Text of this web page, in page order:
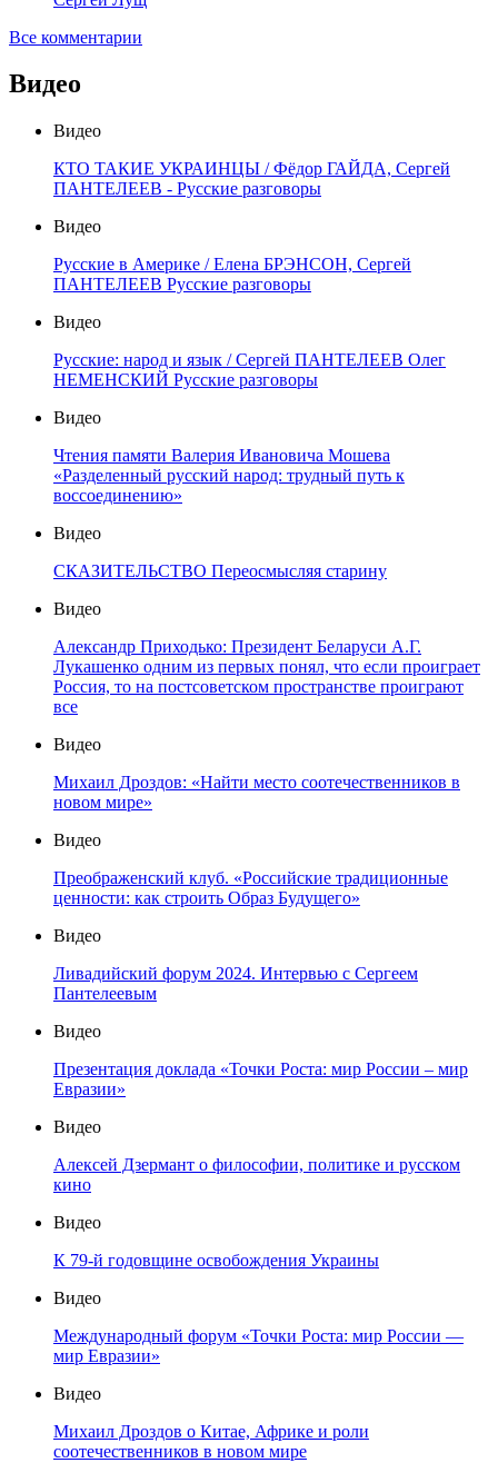
Все комментарии
Видео
Видео
КТО ТАКИЕ УКРАИНЦЫ / Фёдор ГАЙДА, Сергей
ПАНТЕЛЕЕВ - Русские разговоры
Видео
Русские в Америке / Елена БРЭНСОН, Сергей
ПАНТЕЛЕЕВ Русские разговоры
Видео
Русские: народ и язык / Сергей ПАНТЕЛЕЕВ Олег
НЕМЕНСКИЙ Русские разговоры
Видео
Чтения памяти Валерия Ивановича Мошева
«Разделенный русский народ: трудный путь к
воссоединению»
Видео
СКАЗИТЕЛЬСТВО Переосмысляя старину
Видео
Александр Приходько: Президент Беларуси А.Г.
Лукашенко одним из первых понял, что если проиграет
Россия, то на постсоветском пространстве проиграют
все
Видео
Михаил Дроздов: «Найти место соотечественников в
новом мире»
Видео
Преображенский клуб. «Российские традиционные
ценности: как строить Образ Будущего»
Видео
Ливадийский форум 2024. Интервью с Сергеем
Пантелеевым
Видео
Презентация доклада «Точки Роста: мир России – мир
Евразии»
Видео
Алексей Дзермант о философии, политике и русском
кино
Видео
К 79-й годовщине освобождения Украины
Видео
Международный форум «Точки Роста: мир России —
мир Евразии»
Видео
Михаил Дроздов о Китае, Африке и роли
соотечественников в новом мире